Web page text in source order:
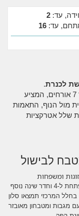
עד: 2
עד: 16
לכנרת.
בית נופש מרווח ומאובזר לזוגות ומשפחות עד 7 אורחים, המציע
מול הנוף, התאמות
שלל אטרקציות
לבישול
ומשפחות
2 חדרי שינה - אחד עם מיטת קומותיים נפתחת ל-4 וחדר שינה נוסף
בחלל המרכזי תמצאו סלון
מגבות ומטבחון מאובזר